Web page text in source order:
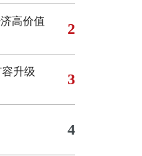
高价值 2
升级 3
4